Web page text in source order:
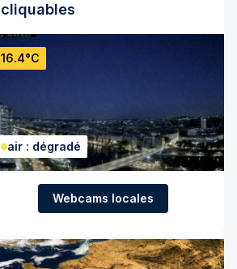
cliquables
16.4°C
air : dégradé
Webcams locales